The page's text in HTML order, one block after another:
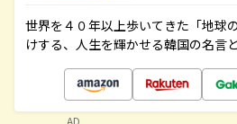
世界を４０年以上歩いてきた「地球
けする、人生を輝かせる韓国の名言
AD